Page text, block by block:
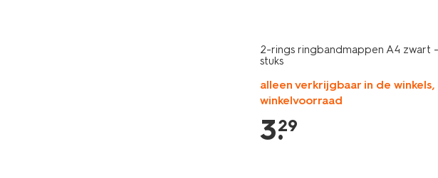
2-rings ringbandmappen A4 zwart
stuks
alleen verkrijgbaar in de winkels,
winkelvoorraad
3.
29